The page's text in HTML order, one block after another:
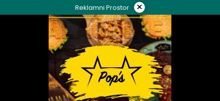
to
Reklamni Prostor ×